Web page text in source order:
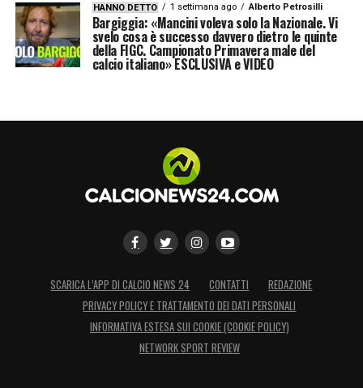
HANNO DETTO 1 settimana ago Alberto Petrosilli
Bargiggia: «Mancini voleva solo la Nazionale. Vi
svelo cosa è successo davvero dietro le quinte
della FIGC. Campionato Primavera male del
calcio italiano» ESCLUSIVA e VIDEO
SCARICA L’APP DI CALCIO NEWS 24 CONTATTI
REDAZIONE
PRIVACY POLICY E TRATTAMENTO DEI DATI PERSONALI
INFORMATIVA ESTESA SUI COOKIE (COOKIE POLICY)
NETWORK SPORT REVIEW